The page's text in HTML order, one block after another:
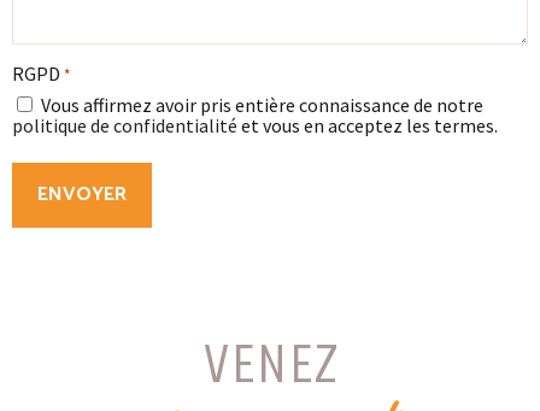
RGPD *
Vous affirmez avoir pris entière connaissance de notre
politique de confidentialité et vous en acceptez les termes.
VENEZ